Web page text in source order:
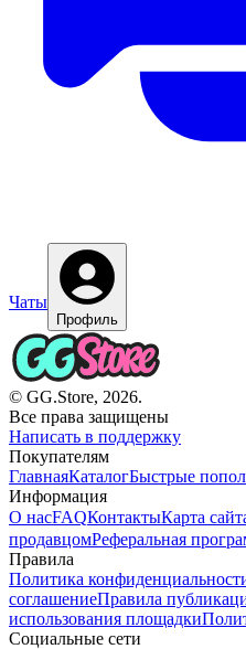
Чаты
Профиль
© GG.Store, 2026.
Все права защищены
Написать в поддержку
Покупателям
ГлавнаяКаталогБыстрые
Информация
О насFAQКонтактыКарта
продавцомРеферальная
Правила
Политика
соглашениеПравила
использования площадки
Социальные сети